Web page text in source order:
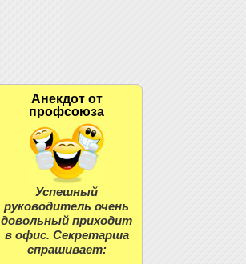
Анекдот от
профсоюза
Успешный
руководитель очень
довольный приходит
в офис. Секретарша
спрашивает: